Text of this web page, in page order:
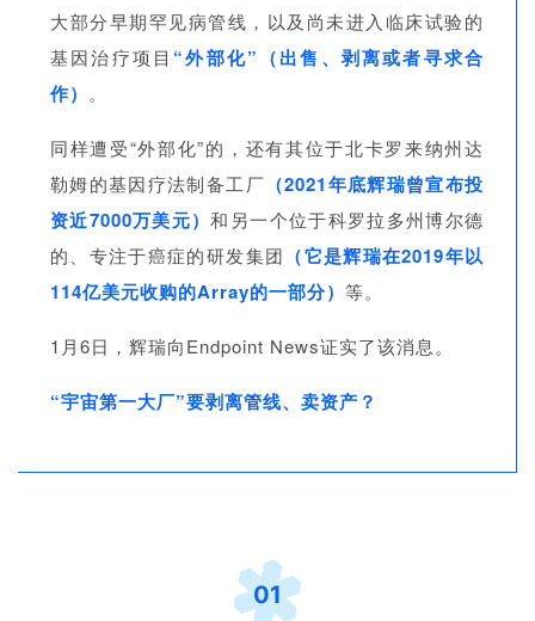
大部分早期罕见病管线，以及尚未进入临床试验的
基因治疗项目 “外部化”（出售、剥离或者寻求合
作） 。
同样遭受“外部化”的，还有其位于北卡罗来纳州达
勒姆的基因疗法制备工厂 （2021年底辉瑞曾宣布投
资近7000万美元）和另一个位于科罗拉多州博尔德
的、专注于癌症的研发集团 （它是辉瑞在2019年以
114亿美元收购的Array的一部分） 等。
1月6日，辉瑞向Endpoint News证实了该消息。
“宇宙第一大厂”要剥离管线、卖资产？
01